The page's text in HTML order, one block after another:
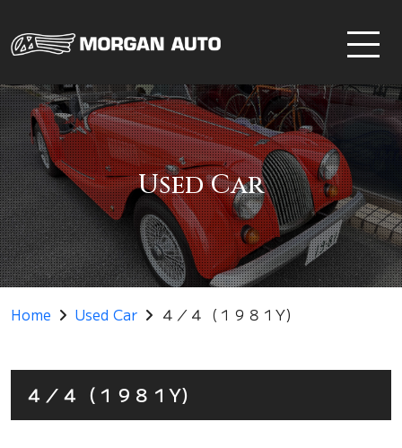
Used Car
Home Used Car ４／４（１９８１Y)
４／４（１９８１Y)